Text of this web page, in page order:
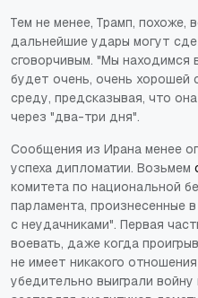
Тем не менее, Трамп,
дальнейшие удары могут
сговорчивым. "Мы находимся
будет очень, очень хорошей
среду, предсказывая, что
через "два-три дня".
Сообщения из Ирана менее
успеха дипломатии. Возьмем
комитета по национальной
парламента, произнесенные
с неудачниками". Первая
воевать, даже когда
не имеет никакого
убедительно выиграли